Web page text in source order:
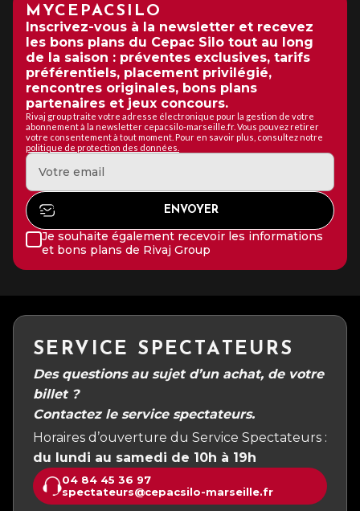
MYCEPACSILO
Inscrivez-vous à la newsletter et recevez
les bons plans du Cepac Silo tout au long
de la saison : préventes exclusives, tarifs
préférentiels, placement privilégié,
rencontres originales, bons plans
partenaires et jeux concours.
Rivaj group traite votre adresse électronique pour la gestion de votre
abonnement à la newsletter cepacsilo-marseille.fr. Vous pouvez retirer
votre consentement à tout moment. Pour en savoir plus, consultez notre
politique de protection des données.
Je souhaite également recevoir les informations
et bons plans de Rivaj Group
SERVICE SPECTATEURS
Des questions au sujet d’un achat, de votre
billet ?
Contactez le service spectateurs.
Horaires d’ouverture du Service Spectateurs :
du lundi au samedi de 10h à 19h
04 84 45 36 97
spectateurs@cepacsilo-marseille.fr